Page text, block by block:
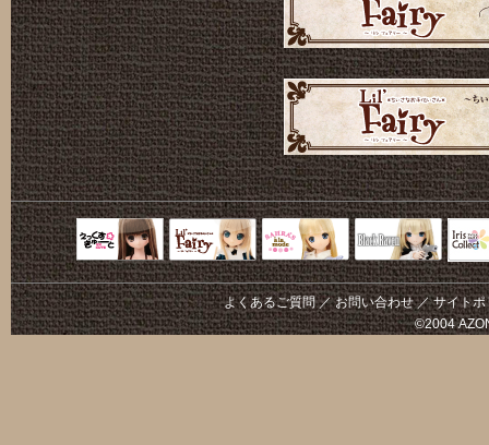
えっくすきゅ
ーと
リルフェアリ
ー
サアラズアラ
モード
Black Raven
よくあるご質問／お問い合わせ／サイトポ
©2004